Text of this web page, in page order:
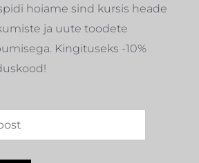
hoiame sind kursis heade
ja uute toodete
Kingituseks -10%